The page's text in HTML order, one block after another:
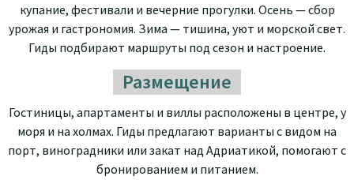
купание, фестивали и вечерние прогулки. Осень — сбор
урожая и гастрономия. Зима — тишина, уют и морской свет.
Гиды подбирают маршруты под сезон и настроение.
Размещение
Гостиницы, апартаменты и виллы расположены в центре, у
моря и на холмах. Гиды предлагают варианты с видом на
порт, виноградники или закат над Адриатикой, помогают с
бронированием и питанием.